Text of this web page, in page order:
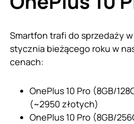
Smartfon trafi do sprzedaży w
stycznia bieżącego roku w
cenach:
OnePlus 10 Pro (8GB/
(~2950 złotych)
OnePlus 10 Pro (8GB/